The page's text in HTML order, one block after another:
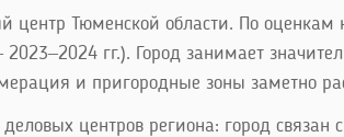
Тюменской области. По оценкам
гг.). Город занимает
и пригородные зоны заметно
центров региона: город связан